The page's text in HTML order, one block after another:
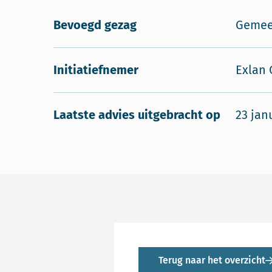
Bevoegd gezag
Initiatiefnemer Exlan
Laatste advies uitgebracht op 23
Terug naar het overzicht